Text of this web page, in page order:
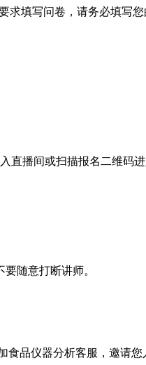
填写问卷，请务必填写
播间或扫描报名二维码进
随意打断讲师。
品仪器分析客服，邀请您